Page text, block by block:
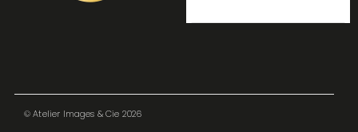
© Atelier Images & Cie 2026